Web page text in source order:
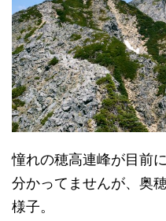
憧れの穂高連峰が目前
分かってませんが、奥
様子。